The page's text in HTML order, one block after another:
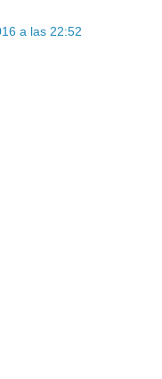
a las 22:52